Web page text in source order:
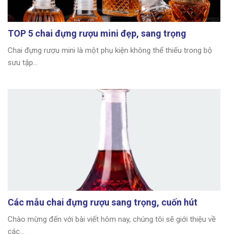
TOP 5 chai đựng rượu mini đẹp, sang trọng
Chai đựng rượu mini là một phụ kiện không thể thiếu trong bộ
sưu tập...
Các mẫu chai đựng rượu sang trọng, cuốn hút
Chào mừng đến với bài viết hôm nay, chúng tôi sẽ giới thiệu về
các...